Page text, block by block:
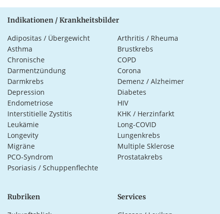
Indikationen / Krankheitsbilder
Adipositas / Übergewicht
Arthritis / Rheuma
Asthma
Brustkrebs
Chronische
Darmentzündung
COPD
Corona
Darmkrebs
Demenz / Alzheimer
Depression
Diabetes
Endometriose
HIV
Interstitielle Zystitis
KHK / Herzinfarkt
Leukämie
Long-COVID
Longevity
Lungenkrebs
Migräne
Multiple Sklerose
PCO-Syndrom
Prostatakrebs
Psoriasis / Schuppenflechte
Rubriken Services